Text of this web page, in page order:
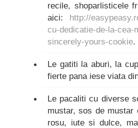
recile, shoparlisticele
aici: http://
cu-dedicatie-de-la-cea-
sincerely-yours-cookie.
Le gatiti la aburi, la
fierte pana iese viata
Le pacaliti cu diverse
mustar, sos de
rosu, iute si dulce,